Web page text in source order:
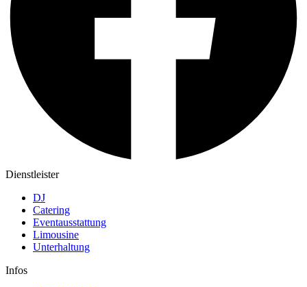
Dienstleister
DJ
Catering
Eventausstattung
Limousine
Unterhaltung
Infos